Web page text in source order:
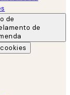
de
de